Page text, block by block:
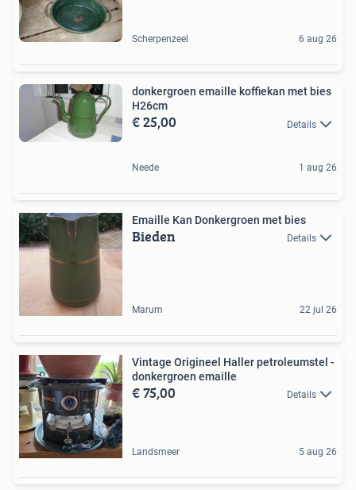
Scherpenzeel 6 aug 26
donkergroen emaille koffiekan met bies
H26cm
€ 25,00 Details
Neede 1 aug 26
Emaille Kan Donkergroen met bies
Bieden Details
Marum 22 jul 26
Vintage Origineel Haller petroleumstel -
donkergroen emaille
€ 75,00 Details
Landsmeer 5 aug 26